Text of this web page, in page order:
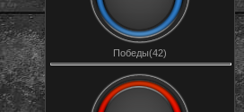
Победы(42)